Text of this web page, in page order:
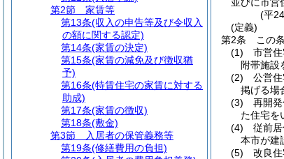
(平
(定義)
第2条
この
(1)
市営
附帯施設
(2)
公営
掲げる場
(3)
再開
た住宅を
(4)
従前
本市が建
(5)
改良
第2節
家賃等
第13条(収入の申告等及び令収入
の額に関する認定)
第14条(家賃の決定)
第15条(家賃の減免及び徴収猶
予)
第16条(特賃住宅の家賃に対する
助成)
第17条(家賃の徴収)
第18条(敷金)
第3節
入居者の保管義務等
第19条(修繕費用の負担)